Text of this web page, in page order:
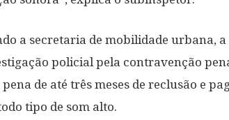
a secretaria de mobilidade urbana,
policial pela contravenção
de até três meses de reclusão e
tipo de som alto.